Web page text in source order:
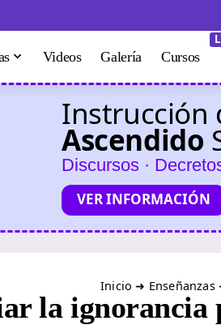
Videos Galería Cursos
Instrucción
Ascendido
Discursos ·
VER INFORMACIÓN
Inicio ➜ Enseñanzas
la ignorancia